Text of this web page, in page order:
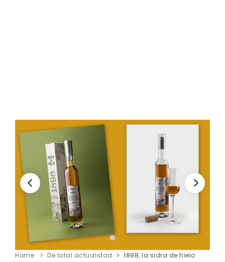
Home De total actualidad
1898, la sidra de hielo